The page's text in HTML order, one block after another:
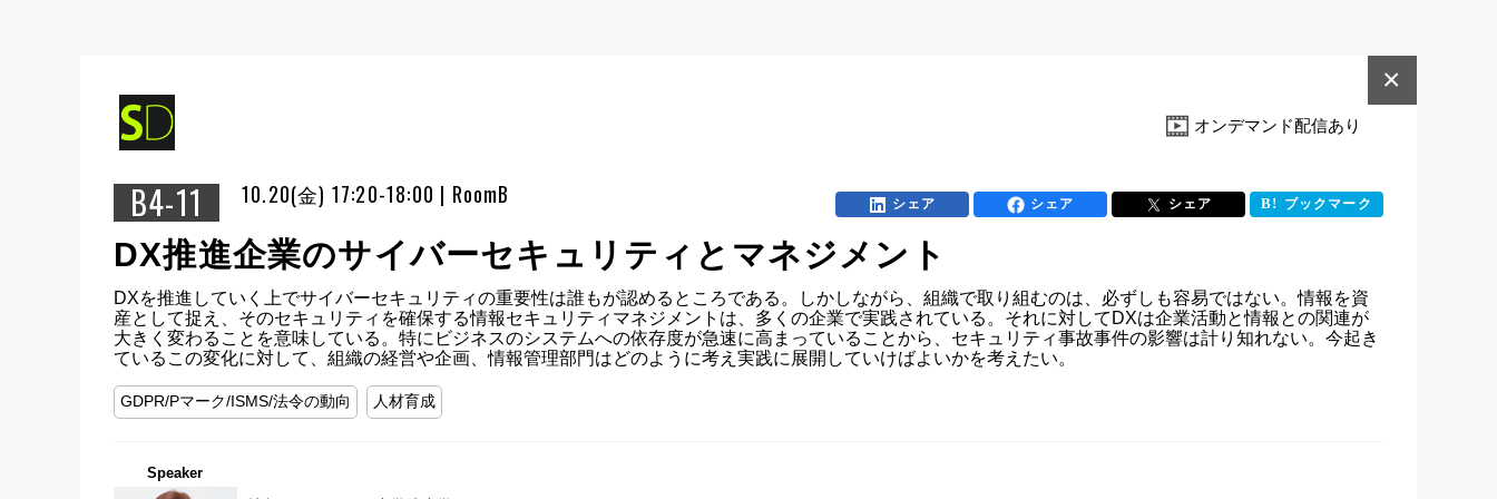
オンデマンド配信あり
B4-11 10.20(金) 17:20-18:00 | RoomB
×
シェア シェア シェア ブックマーク
DX推進企業のサイバーセキュリティとマネジメント
DXを推進していく上でサイバーセキュリティの重要性は誰もが認めるところである。しかしながら、組織で取り組むのは、必ずしも容易ではない。情報を資
産として捉え、そのセキュリティを確保する情報セキュリティマネジメントは、多くの企業で実践されている。それに対してDXは企業活動と情報との関連が
大きく変わることを意味している。特にビジネスのシステムへの依存度が急速に高まっていることから、セキュリティ事故事件の影響は計り知れない。今起き
ているこの変化に対して、組織の経営や企画、情報管理部門はどのように考え実践に展開していけばよいかを考えたい。
GDPR/Pマーク/ISMS/法令の動向 人材育成
Speaker